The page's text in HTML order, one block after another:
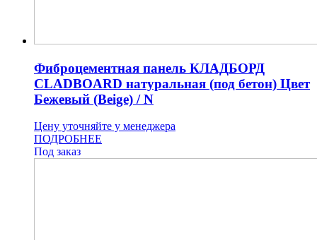
Фиброцементная панель КЛАДБОРД
CLADBOARD натуральная (под бетон) Цвет
Бежевый (Beige) / N
Цену уточняйте у менеджера
ПОДРОБНЕЕ
Под заказ